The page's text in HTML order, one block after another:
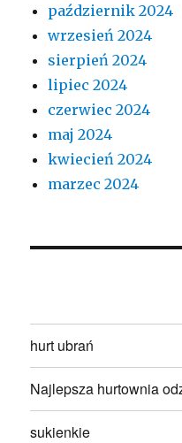
październik 2024
wrzesień 2024
sierpień 2024
lipiec 2024
czerwiec 2024
maj 2024
kwiecień 2024
marzec 2024
hurt ubrań
Najlepsza hurtownia
sukienkie